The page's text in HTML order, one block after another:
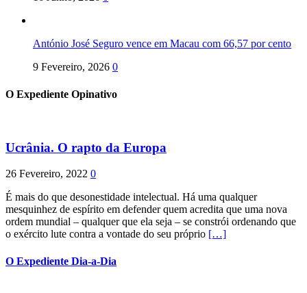
António José Seguro vence em Macau com 66,57 por cento
9 Fevereiro, 2026 0
O Expediente Opinativo
Ucrânia. O rapto da Europa
26 Fevereiro, 2022 0
É mais do que desonestidade intelectual. Há uma qualquer
mesquinhez de espírito em defender quem acredita que uma nova
ordem mundial – qualquer que ela seja – se constrói ordenando que
o exército lute contra a vontade do seu próprio […]
O Expediente Dia-a-Dia